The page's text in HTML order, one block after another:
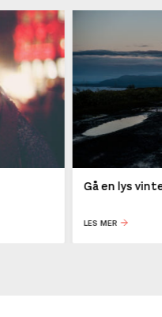
Gå en lys
LES MER